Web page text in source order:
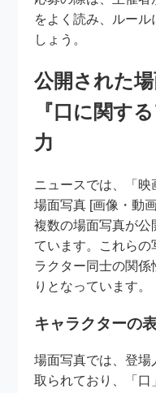
をよく読み、ルール
しょう。
公開された
『口に関す
力
ニュースでは、「映
場面写真 [画像・動
複数の場面写真が
ています。これらの
ラクター同士の関
りとなっています。
キャラクターの
場面写真では、登場
取られており、「口